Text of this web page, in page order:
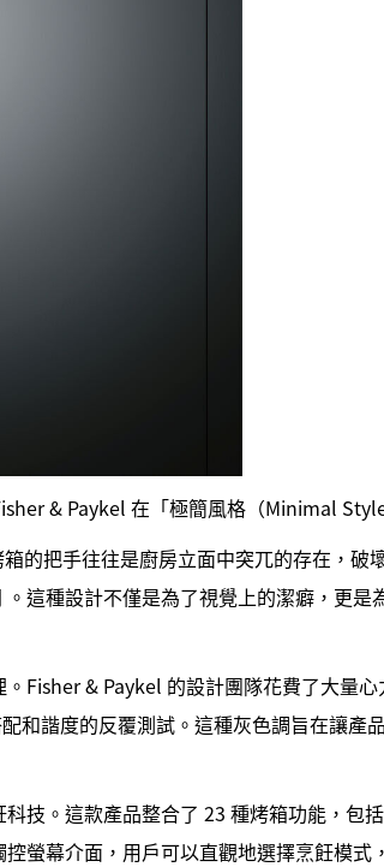
& Paykel 在「極簡風格（Minimal
的把手往往是廚房立面中突兀的存在，
這種設計不僅是為了視覺上的潔癖，更
Fisher & Paykel 的設計團隊花費了大量
和諧度的反覆測試。這種灰色調旨在讓
技。這款產品整合了 23 種烤箱功能，
螢幕介面，用戶可以直觀地選擇烹飪模